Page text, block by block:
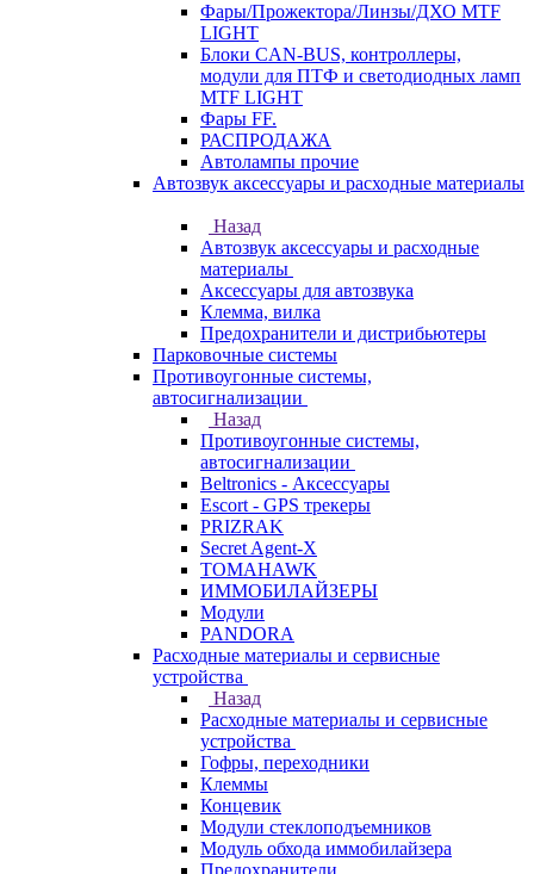
Фары/Прожектора/Линзы/ДХО MTF
LIGHT
Блоки CAN-BUS, контроллеры,
модули для ПТФ и светодиодных ламп
MTF LIGHT
Фары FF.
РАСПРОДАЖА
Автолампы прочие
Автозвук аксессуары и расходные материалы
Назад
Автозвук аксессуары и расходные
материалы
Аксессуары для автозвука
Клемма, вилка
Предохранители и дистрибьютеры
Парковочные системы
Противоугонные системы,
автосигнализации
Назад
Противоугонные системы,
автосигнализации
Beltronics - Аксессуары
Escort - GPS трекеры
PRIZRAK
Secret Agent-X
TOMAHAWK
ИММОБИЛАЙЗЕРЫ
Модули
PANDORA
Расходные материалы и сервисные
устройства
Назад
Расходные материалы и сервисные
устройства
Гофры, переходники
Клеммы
Концевик
Модули стеклоподъемников
Модуль обхода иммобилайзера
Предохранители